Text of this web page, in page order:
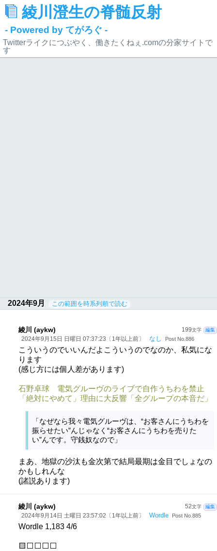
綾川澄生の脊髄反射
- Powered by てがろぐ -
Twitterライクにつぶやく、働きたくねぇ.comの分家サイトで
す
2024年9月 この範囲を時系列順で読む
199文字 編集
綾川 (aykw)
2024年9月15日 日曜日 07:37:23〔1年以上前〕 なし Post No.886
こういうのでいいんだよこういうのでなのか、私気にな
ります
(感じ方には個人差があります)
石野卓球 電気グルーヴのライブで自作うちわを禁止
「絶対にやめて」理由に大反響「全グループの本音だ」
「なぜなら我々電気グルーヴは、“お客さんにうちわを
振らせたい”んじゃなく“お客さんにうちわを売りた
い”んです。守銭奴なので」
まあ、地獄の沙汰も金次第で結局最期は金目でしょなの
かもしれんな
(諸説あります)
52文字 編集
綾川 (aykw)
2024年9月14日 土曜日 23:57:02〔1年以上前〕 Wordle Post No.885
Wordle 1,183 4/6
🟨⬜⬜⬜⬜